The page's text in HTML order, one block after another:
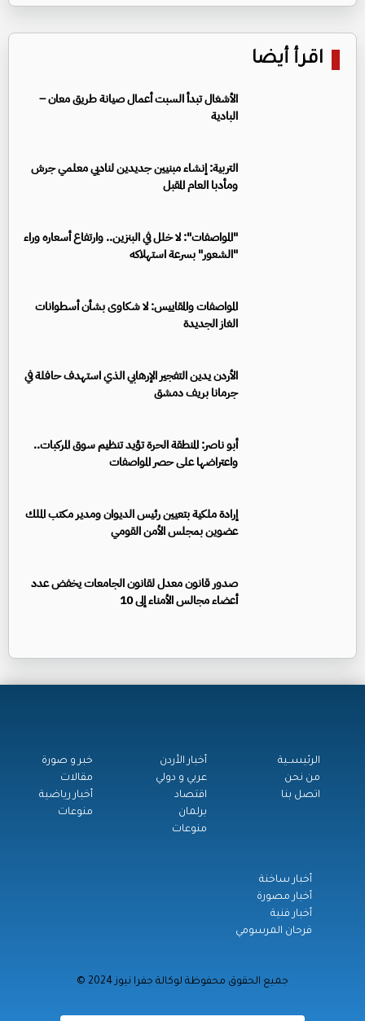
اقرأ أيضا
الأشغال تبدأ السبت أعمال صيانة طريق معان –
البادية
التربية: إنشاء مبنيين جديدين لناديي معلمي جرش
ومأدبا العام المقبل
"المواصفات": لا خلل في البنزين.. وارتفاع أسعاره وراء
"الشعور" بسرعة استهلاكه
المواصفات والمقاييس: لا شكاوى بشأن أسطوانات
الغاز الجديدة
الأردن يدين التفجير الإرهابي الذي استهدف حافلة في
جرمانا بريف دمشق
أبو ناصر: المنطقة الحرة تؤيد تنظيم سوق المركبات..
واعتراضها على حصر المواصفات
إرادة ملكية بتعيين رئيس الديوان ومدير مكتب الملك
عضوين بمجلس الأمن القومي
صدور قانون معدل لقانون الجامعات يخفض عدد
أعضاء مجالس الأمناء إلى 10
الرئيســية
من نحن
اتصل بنا
أخبار الأردن
عربي و دولي
اقتصاد
برلمان
منوعات
خبر و صورة
مقالات
أخبار رياضية
منوعات
أخبار ساخنة
أخبار مصورة
أخبار فنية
فرحان المرسومي
© جميع الحقوق محفوظة لوكالة جفرا نيوز 2024